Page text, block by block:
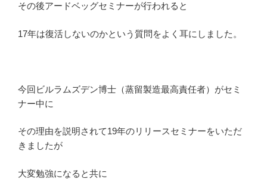
その後アードベッグセミナーが行われると
17年は復活しないのかという質問をよく耳にしました。
今回ビルラムズデン博士（蒸留製造最高責任者）がセミ
ナー中に
その理由を説明されて19年のリリースセミナーをいただ
きましたが
大変勉強になると共に